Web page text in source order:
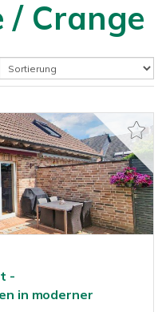
/ Crange
-
in moderner